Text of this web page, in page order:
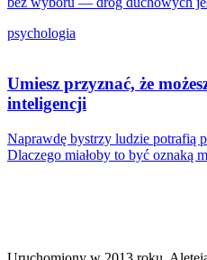
psychologia
Umiesz przyznać, że
inteligencji
Naprawdę bystrzy ludzie potrafią
Dlaczego miałoby to być oznaką